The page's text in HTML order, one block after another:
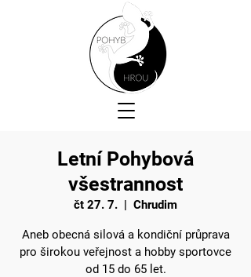
Letní Pohybová
všestrannost
čt 27. 7.
  |
Chrudim
Aneb obecná silová a kondiční průprava
pro širokou veřejnost a hobby sportovce
od 15 do 65 let.